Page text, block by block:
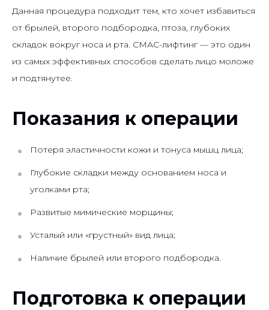
Данная процедура подходит тем, кто хочет избавиться
от брылей, второго подбородка, птоза, глубоких
складок вокруг носа и рта. СМАС-лифтинг — это один
из самых эффективных способов сделать лицо моложе
и подтянутее.
Показания к операции
Потеря эластичности кожи и тонуса мышц лица;
Глубокие складки между основанием носа и
уголками рта;
Развитые мимические морщины;
Усталый или «грустный» вид лица;
Наличие брылей или второго подбородка.
Подготовка к операции